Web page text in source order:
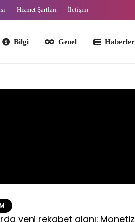
Hizmet Şartları İletişim
Genel Haberler
yeni rekabet alanı: